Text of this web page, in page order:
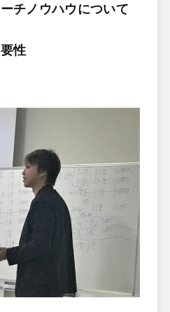
チノウハウについて
性